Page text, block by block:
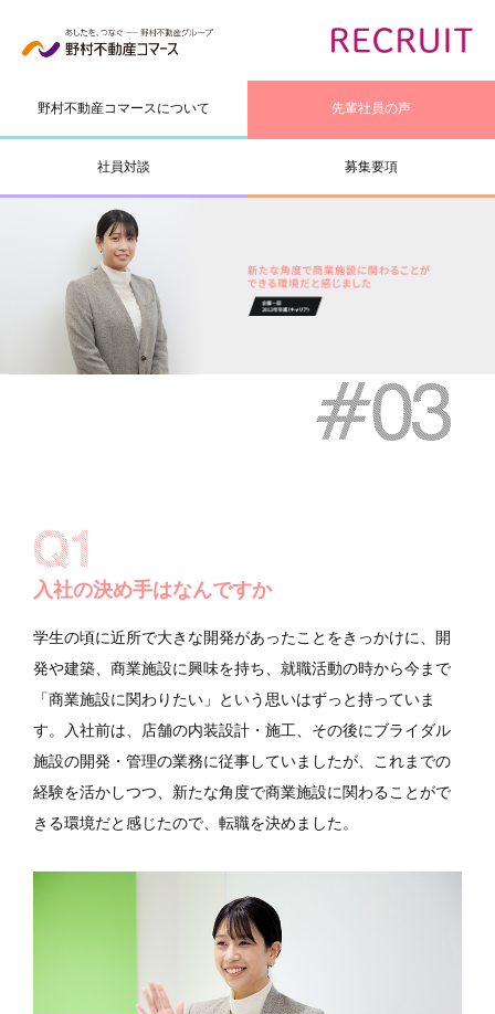
野村不動産コマースについて 先輩社員の声
社員対談 募集要項
入社の決め手はなんですか
学生の頃に近所で大きな開発があったことをきっかけに、開
発や建築、商業施設に興味を持ち、就職活動の時から今まで
「商業施設に関わりたい」という思いはずっと持っていま
す。入社前は、店舗の内装設計・施工、その後にブライダル
施設の開発・管理の業務に従事していましたが、これまでの
経験を活かしつつ、新たな角度で商業施設に関わることがで
きる環境だと感じたので、転職を決めました。